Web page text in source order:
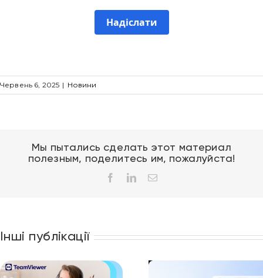
Надіслати
Червень 6, 2025 | Новини
Мы пытались сделать этот материал
полезным, поделитесь им, пожалуйста!
FacebookLinkedInEmail
Інші публікації